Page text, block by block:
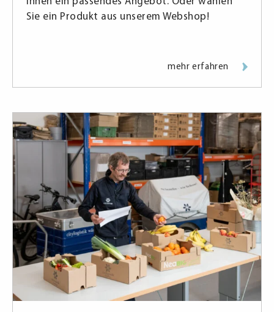
Sie ein Produkt aus unserem Webshop!
mehr erfahren